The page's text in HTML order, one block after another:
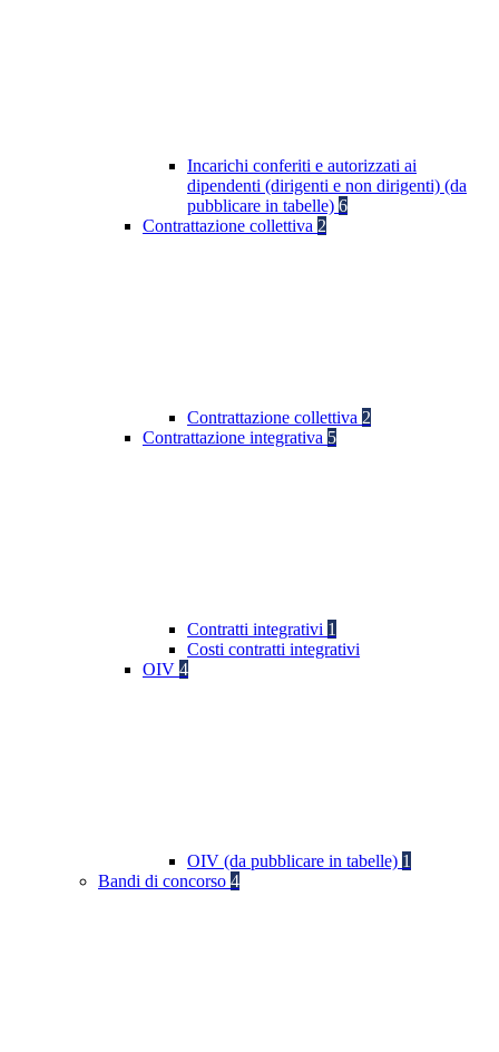
Incarichi conferiti e autorizzati ai
dipendenti (dirigenti e non dirigenti) (da
pubblicare in tabelle) 6
Contrattazione collettiva 2
Contrattazione collettiva 2
Contrattazione integrativa 5
Contratti integrativi 1
Costi contratti integrativi
OIV 4
OIV (da pubblicare in tabelle) 1
Bandi di concorso 4